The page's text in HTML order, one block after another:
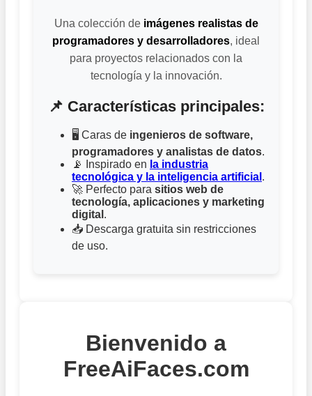
Una colección de imágenes realistas de
programadores y desarrolladores, ideal
para proyectos relacionados con la
tecnología y la innovación.
📌 Características principales:
🖥️ Caras de ingenieros de software,
programadores y analistas de datos.
📡 Inspirado en la industria
tecnológica y la inteligencia artificial .
🚀 Perfecto para sitios web de
tecnología, aplicaciones y marketing
digital .
📥 Descarga gratuita sin restricciones
de uso.
Bienvenido a
FreeAiFaces.com